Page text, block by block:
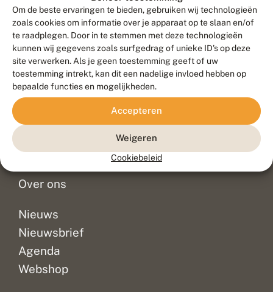
Om de beste ervaringen te bieden, gebruiken wij technologieën
zoals cookies om informatie over je apparaat op te slaan en/of
te raadplegen. Door in te stemmen met deze technologieën
kunnen wij gegevens zoals surfgedrag of unieke ID's op deze
site verwerken. Als je geen toestemming geeft of uw
toestemming intrekt, kan dit een nadelige invloed hebben op
bepaalde functies en mogelijkheden.
Accepteren
Weigeren
Cookiebeleid
Contact
Veelgestelde vragen
Doneer
Over ons
Nieuws
Nieuwsbrief
Agenda
Webshop
Meld waarnemingen© 2026 Vlinderstichting
Duurzaam ontwikkeld door
Go2People
, ontworpen door
Blue Field Agency
Privacy
Disclaimer
Sitemap